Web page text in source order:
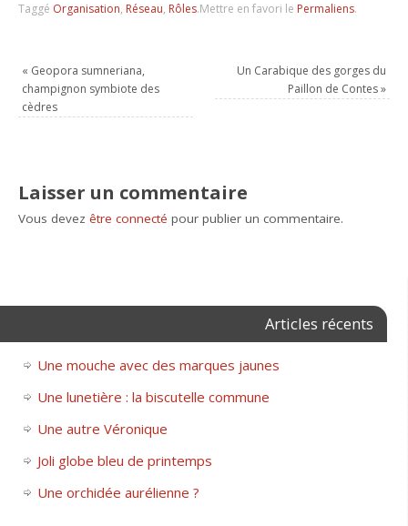
Taggé Organisation, Réseau, Rôles.Mettre en favori le Permaliens.
« Geopora sumneriana,
champignon symbiote des
cèdres
Un Carabique des gorges du
Paillon de Contes»
Laisser un commentaire
Vous devezêtre connecté pour publier un commentaire.
Articles récents
Une mouche avec des marques jaunes
Une lunetière : la biscutelle commune
Une autre Véronique
Joli globe bleu de printemps
Une orchidée aurélienne ?